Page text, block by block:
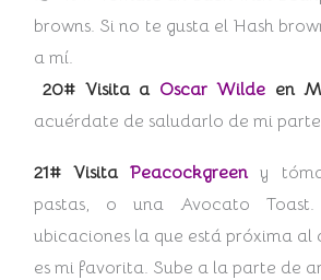
browns. Si no te gusta el Hash
a mí.
20# Visita a Oscar Wilde en
acuérdate de saludarlo de mi
21# VisitaPeacockgreen y
pastas, o una Avocato
ubicaciones la que está próxima al
es mi favorita. Sube a la parte de